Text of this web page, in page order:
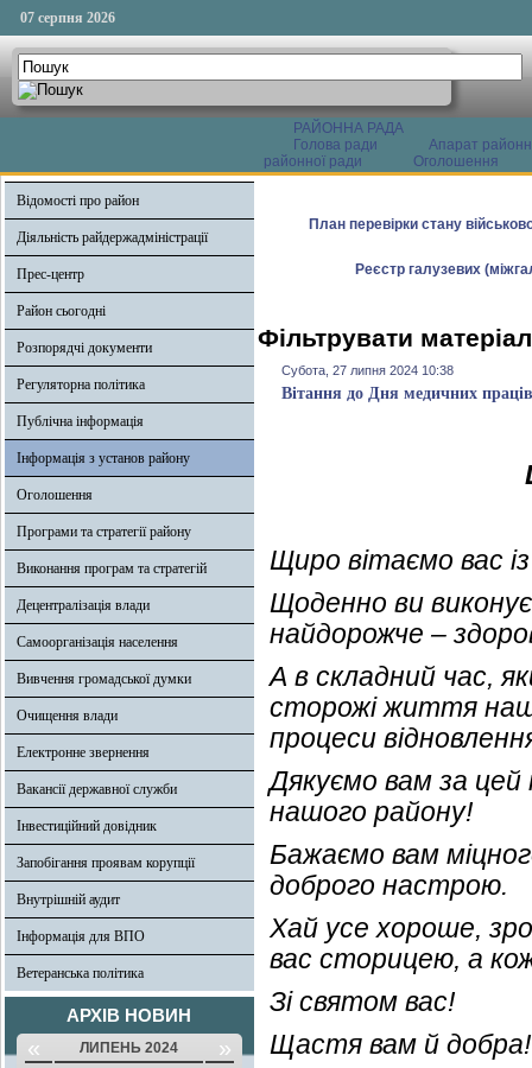
07 серпня 2026
РАЙОННА РАДА
Голова ради
Апарат
районної ради
Оголошення
Відомості про район
Діяльність райдержадміністрації
Прес-центр
Район сьогодні
Розпорядчі документи
Регуляторна політика
Публічна інформація
Інформація з установ району
Оголошення
Програми та стратегії району
Виконання програм та стратегій
Децентралізація влади
Самоорганізація населення
Вивчення громадської думки
Очищення влади
Електронне звернення
Вакансії державної служби
Інвестиційний довідник
Запобігання проявам корупції
Внутрішній аудит
Інформація для ВПО
Ветеранська політика
АРХІВ НОВИН
« ЛИПЕНЬ 2024 »
План перевірки стану
Реєстр галузевих
Фільтрувати
Субота, 27 липня 2024 10:38
Вітання до Дня медичних
Щиро вітаємо вас
Щоденно ви
найдорожче –
А в складний час,
сторожі життя
процеси
Дякуємо вам за цей
нашого району!
Бажаємо вам
доброго настрою.
Хай усе хороше,
вас сторицею, а
Зі святом вас!
Щастя вам й добра!